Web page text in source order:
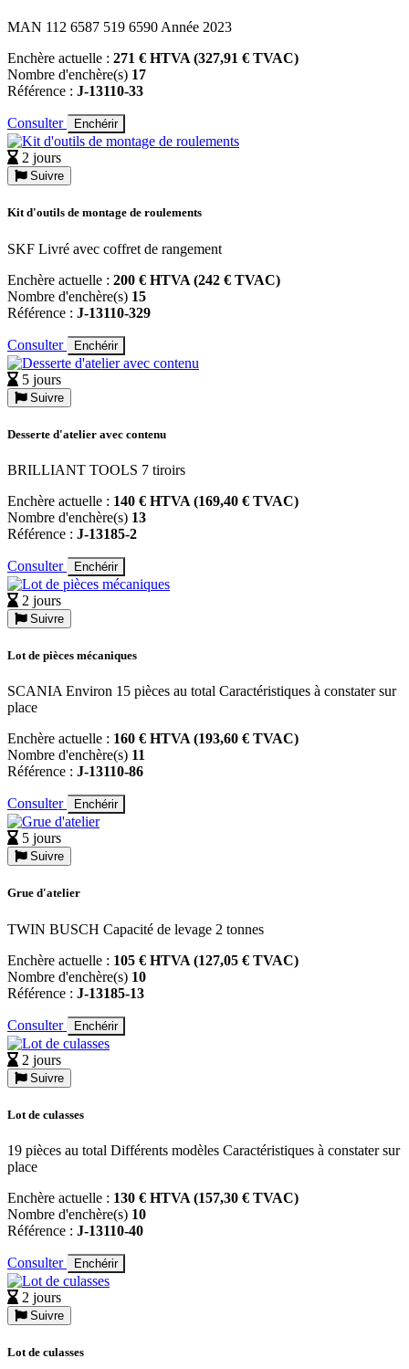
MAN 112 6587 519 6590 Année 2023
Enchère actuelle : 271 € HTVA (327,91 € TVAC)
Nombre d'enchère(s) 17
Référence : J-13110-33
Consulter Enchérir
2 jours
Suivre
Kit d'outils de montage de roulements
SKF Livré avec coffret de rangement
Enchère actuelle : 200 € HTVA (242 € TVAC)
Nombre d'enchère(s) 15
Référence : J-13110-329
Consulter Enchérir
5 jours
Suivre
Desserte d'atelier avec contenu
BRILLIANT TOOLS 7 tiroirs
Enchère actuelle : 140 € HTVA (169,40 € TVAC)
Nombre d'enchère(s) 13
Référence : J-13185-2
Consulter Enchérir
2 jours
Suivre
Lot de pièces mécaniques
SCANIA Environ 15 pièces au total Caractéristiques à constater sur
place
Enchère actuelle : 160 € HTVA (193,60 € TVAC)
Nombre d'enchère(s) 11
Référence : J-13110-86
Consulter Enchérir
5 jours
Suivre
Grue d'atelier
TWIN BUSCH Capacité de levage 2 tonnes
Enchère actuelle : 105 € HTVA (127,05 € TVAC)
Nombre d'enchère(s) 10
Référence : J-13185-13
Consulter Enchérir
2 jours
Suivre
Lot de culasses
19 pièces au total Différents modèles Caractéristiques à constater sur
place
Enchère actuelle : 130 € HTVA (157,30 € TVAC)
Nombre d'enchère(s) 10
Référence : J-13110-40
Consulter Enchérir
2 jours
Suivre
Lot de culasses